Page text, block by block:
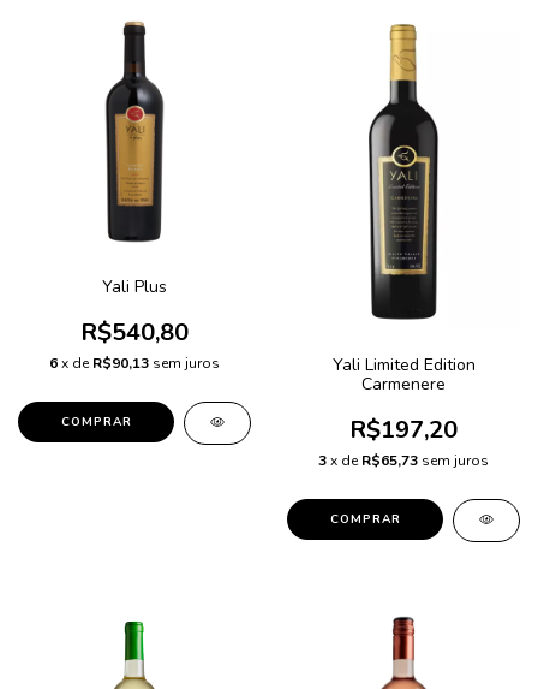
Yali Plus
R$540,80
6x deR$90,13 sem juros
Yali Limited Edition
Carmenere
R$197,20
3x deR$65,73 sem juros